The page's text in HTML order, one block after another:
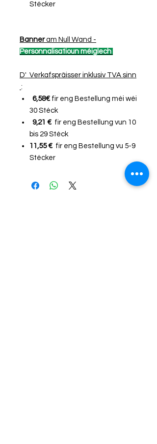
Stécker
Banner am Null Wand -
Personnalisatioun méiglech
D' Verkafspräisser inklusiv TVA sinn
:
6,58€ fir eng Bestellung méi wéi
30 Stéck
9,21 € fir eng Bestellung vun 10
bis 29 Stéck
11,55 € fir eng Bestellung vu 5-9
Stécker